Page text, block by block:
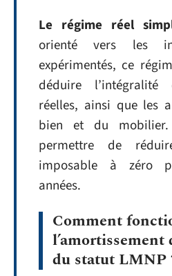
Le régime réel
orienté vers les
expérimentés, ce
déduire
réelles, ainsi que les
bien et du
permettre de
imposable à zéro
années.
Comment
l’amortissement
du statut LMNP